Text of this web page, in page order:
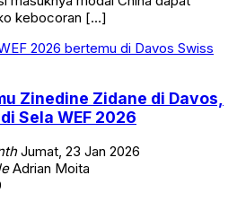
kebocoran […]
Zinedine Zidane di Davos,
Sela WEF 2026
Jumat, 23 Jan 2026
Adrian Moita